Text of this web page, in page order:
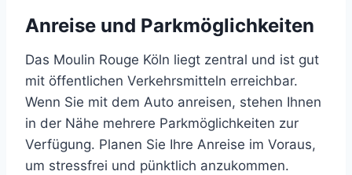
Anreise und Parkmöglichkeiten
Das Moulin Rouge Köln liegt zentral und ist gut
mit öffentlichen Verkehrsmitteln erreichbar.
Wenn Sie mit dem Auto anreisen, stehen Ihnen
in der Nähe mehrere Parkmöglichkeiten zur
Verfügung. Planen Sie Ihre Anreise im Voraus,
um stressfrei und pünktlich anzukommen.